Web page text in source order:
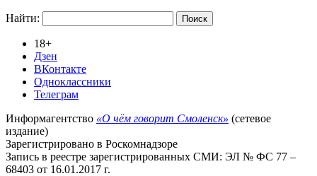
Найти:
18+
Дзен
ВКонтакте
Одноклассники
Телеграм
Информагентство «О чём говорит Смоленск» (сетевое
издание)
Зарегистрировано в Роскомнадзоре
Запись в реестре зарегистрированных СМИ: ЭЛ № ФС 77 –
68403 от 16.01.2017 г.